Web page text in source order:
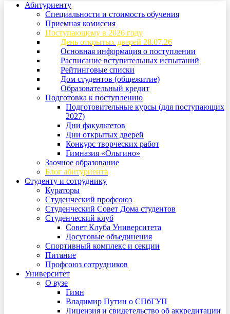
Абитуриенту
Специальности и стоимость обучения
Приемная комиссия
Поступающему в 2026 году
День открытых дверей 28.07.26
Основная информация о поступлении
Расписание вступительных испытаний
Рейтинговые списки
Дом студентов (общежитие)
Образовательный кредит
Подготовка к поступлению
Подготовительные курсы (для поступающих
2027)
Дни факультетов
Дни открытых дверей
Конкурс творческих работ
Гимназия «Ольгино»
Заочное образование
Блог абитуриента
Студенту и сотруднику
Кураторы
Студенческий профсоюз
Студенческий Совет Дома студентов
Студенческий клуб
Совет Клуба Университета
Досуговые объединения
Спортивный комплекс и секции
Питание
Профсоюз сотрудников
Университет
О вузе
Гимн
Владимир Путин о СПбГУП
Лицензия и свидетельство об аккредитации